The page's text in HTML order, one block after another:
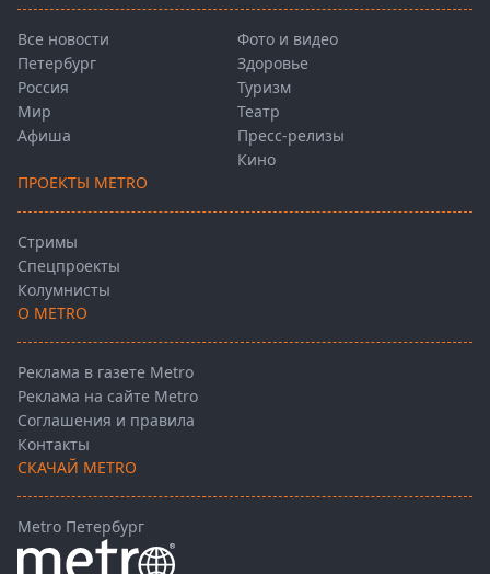
Все новости
Петербург
Россия
Мир
Афиша
Фото и видео
Здоровье
Туризм
Театр
Пресс-релизы
Кино
ПРОЕКТЫ METRO
Стримы
Спецпроекты
Колумнисты
О METRO
Реклама в газете Metro
Реклама на сайте Metro
Соглашения и правила
Контакты
СКАЧАЙ METRO
Metro Петербург